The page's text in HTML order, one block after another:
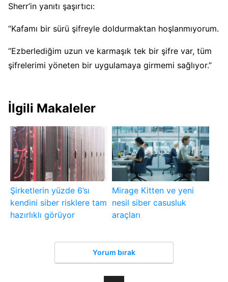
Sherr’in yanıtı şaşırtıcı:
“Kafamı bir sürü şifreyle doldurmaktan hoşlanmıyorum.
“Ezberlediğim uzun ve karmaşık tek bir şifre var, tüm
şifrelerimi yöneten bir uygulamaya girmemi sağlıyor.”
İlgili Makaleler
Şirketlerin yüzde 6’sı
kendini siber risklere tam
hazırlıklı görüyor
Mirage Kitten ve yeni
nesil siber casusluk
araçları
Yorum bırak